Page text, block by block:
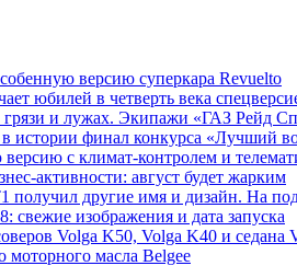
версию суперкара Revuelto
юбилей в четверть века
и лужах. Экипажи «ГАЗ Рейд
финал конкурса «Лучший
с климат-контролем и
активности: август будет жарким
получил другие имя и дизайн. На
свежие изображения и дата запуска
Volga K50, Volga K40 и седана
моторного масла Belgee